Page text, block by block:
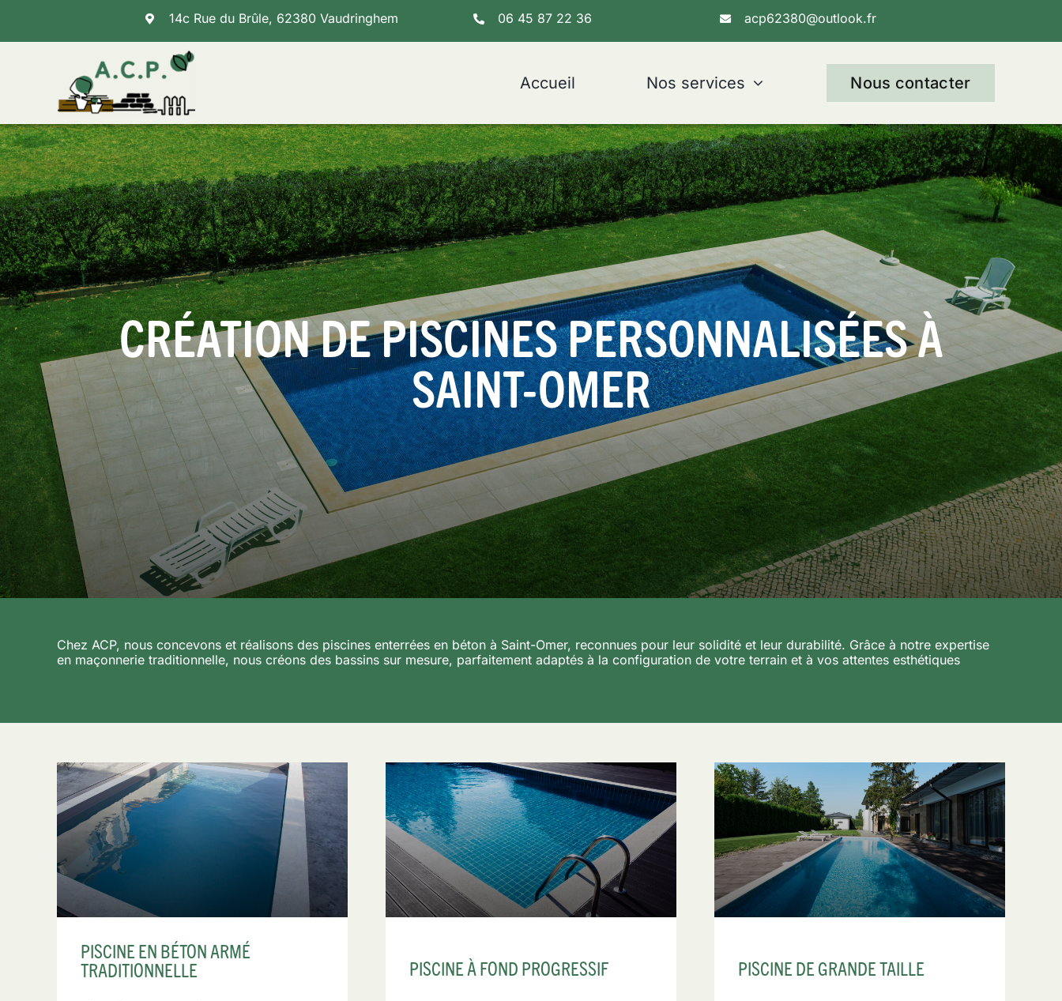
14c Rue du Brûle, 62380 Vaudringhem 06 45 87 22 36 acp62380@outlook.fr
Accueil Nos services Nous contacter
CRÉATION DE PISCINES PERSONNALISÉES À
SAINT-OMER
Chez ACP, nous concevons et réalisons des piscines enterrées en béton à Saint-Omer, reconnues pour leur solidité et leur durabilité. Grâce à notre expertise
en maçonnerie traditionnelle, nous créons des bassins sur mesure, parfaitement adaptés à la configuration de votre terrain et à vos attentes esthétiques
PISCINE EN BÉTON ARMÉ
TRADITIONNELLE
PISCINE À FOND PROGRESSIF PISCINE DE GRANDE TAILLE